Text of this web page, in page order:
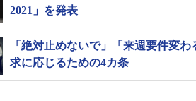
2021」を発表
「絶対止めないで」「来週要件変
求に応じるための4カ条